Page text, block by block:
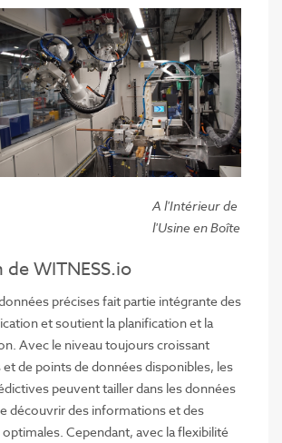
A l'Intérieur de
l'Usine en Boîte
WITNESS.io
précises fait partie intégrante des
et soutient la planification et la
Avec le niveau toujours croissant
de points de données disponibles, les
peuvent tailler dans les données
découvrir des informations et des
Cependant, avec la flexibilité